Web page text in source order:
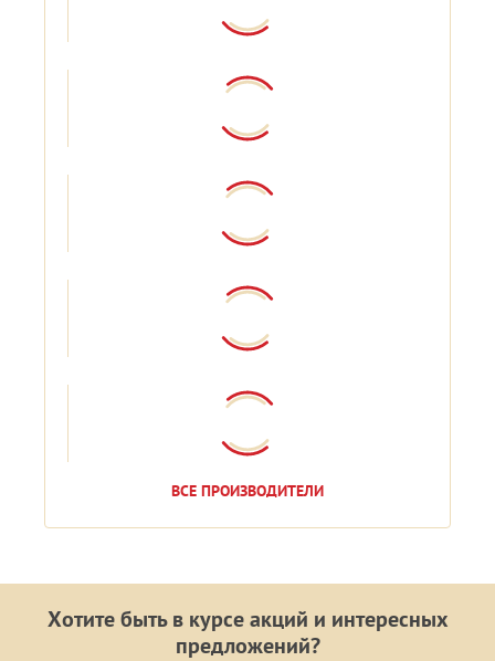
ВСЕ ПРОИЗВОДИТЕЛИ
Хотите быть в курсе акций и интересных
предложений?